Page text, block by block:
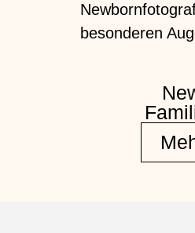
besonderen